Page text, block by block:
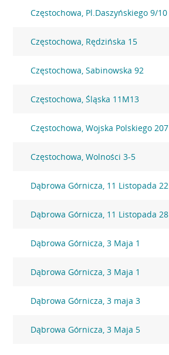
Częstochowa, Pl.Daszyńskiego 9/10
Częstochowa, Rędzińska 15
Częstochowa, Sabinowska 92
Częstochowa, Śląska 11M13
Częstochowa, Wojska Polskiego 207
Częstochowa, Wolności 3-5
Dąbrowa Górnicza, 11 Listopada 22
Dąbrowa Górnicza, 11 Listopada 28
Dąbrowa Górnicza, 3 Maja 1
Dąbrowa Górnicza, 3 Maja 1
Dąbrowa Górnicza, 3 maja 3
Dąbrowa Górnicza, 3 Maja 5